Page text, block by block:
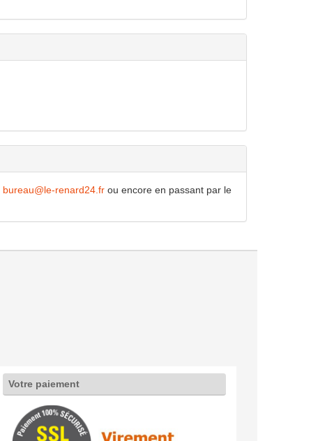
bureau@le-renard24.fr ou encore en passant par le
Votre paiement